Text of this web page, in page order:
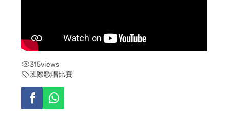
315views
班際歌唱比賽